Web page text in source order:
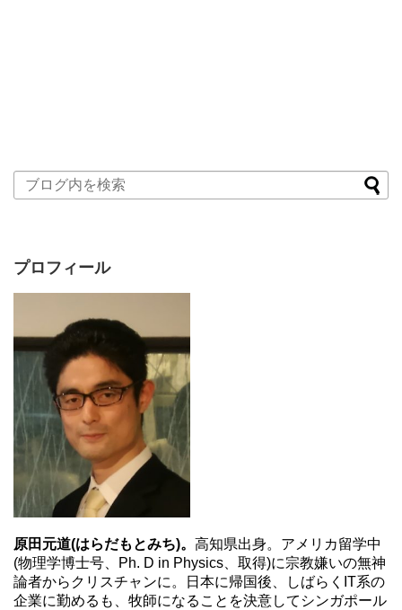
プロフィール
原田元道(はらだもとみち)。 高知県出身。アメリカ留学中
(物理学博士号、Ph. D in Physics、取得)に宗教嫌いの無神
論者からクリスチャンに。日本に帰国後、しばらくIT系の
企業に勤めるも、牧師になることを決意してシンガポール